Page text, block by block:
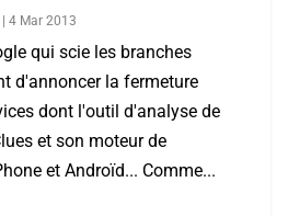
4 Mar 2013
qui scie les branches
d'annoncer la fermeture
dont l'outil d'analyse de
et son moteur de
et Androïd... Comme...